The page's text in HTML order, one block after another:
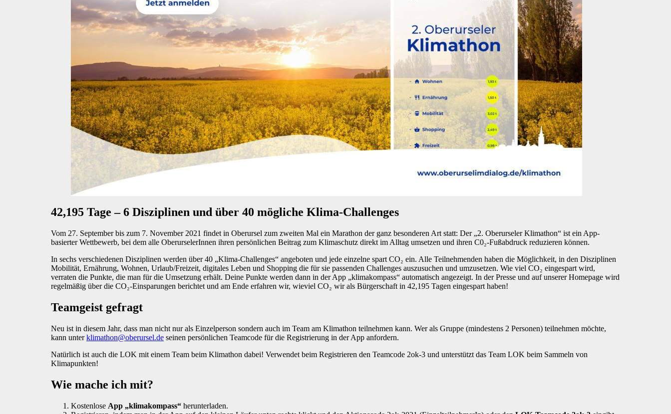
42,195 Tage – 6 Disziplinen und über 40 mögliche Klima-Challenges
Vom 27. September bis zum 7. November 2021 findet in Oberursel zum zweiten Mal ein Marathon der ganz besonderen Art statt: Der „2. Oberurseler Klimathon“ ist ein App-
basierter Wettbewerb, bei dem alle OberurselerInnen ihren persönlichen Beitrag zum Klimaschutz direkt im Alltag umsetzen und ihren C0₂-Fußabdruck reduzieren können.
In sechs verschiedenen Disziplinen werden über 40 „Klima-Challenges“ angeboten und jede einzelne spart CO₂ ein. Alle Teilnehmenden haben die Möglichkeit, in den Disziplinen
Mobilität, Ernährung, Wohnen, Urlaub/Freizeit, digitales Leben und Shopping die für sie passenden Challenges auszusuchen und umzusetzen. Wie viel CO₂ eingespart wird,
verraten die Punkte, die man für die Umsetzung erhält. Deine Punkte werden dann in der App „klimakompass“ automatisch angezeigt. In der Presse und auf unserer Homepage wird
regelmäßig über die CO₂-Einsparungen berichtet und am Ende erfahren wir, wieviel CO₂ wir als Bürgerschaft in 42,195 Tagen eingespart haben!
Teamgeist gefragt
Neu ist in diesem Jahr, dass man nicht nur als Einzelperson sondern auch im Team am Klimathon teilnehmen kann. Wer als Gruppe (mindestens 2 Personen) teilnehmen möchte,
kann unterklimathon@oberursel.de seinen persönlichen Teamcode für die Registrierung in der App anfordern.
Natürlich ist auch die LOK mit einem Team beim Klimathon dabei! Verwendet beim Registrieren den Teamcode 2ok-3 und unterstützt das Team LOK beim Sammeln von
Klimapunkten!
Wie mache ich mit?
Kostenlose App „klimakompass“ herunterladen.